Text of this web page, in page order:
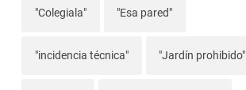
"Colegiala" "Esa pared"
"incidencia técnica" "Jardín prohibido"